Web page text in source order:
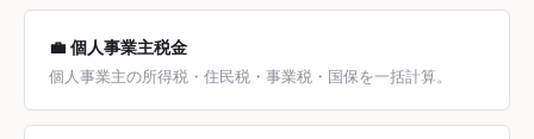
💼 個人事業主税金
個人事業主の所得税・住民税・事業税・国保を一括計算。